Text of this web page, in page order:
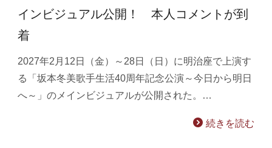
インビジュアル公開！ 本人コメントが到
着
2027年2月12日（金）～28日（日）に明治座で上演す
る「坂本冬美歌手生活40周年記念公演～今日から明日
へ～」のメインビジュアルが公開された。…
続きを読む